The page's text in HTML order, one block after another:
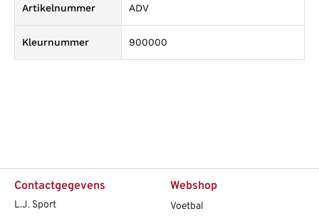
Artikelnummer ADV
Kleurnummer 900000
Contactgegevens
L.J. Sport
Webshop
Voetbal